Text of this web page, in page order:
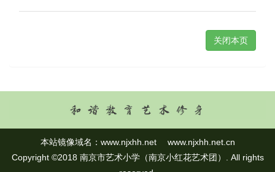
关闭本页
本站镜像域名： www.njxhh.net
www.njxhh.net.cn
Copyright ©2018 南京市艺术小学（南京小红花艺术团）. All rights